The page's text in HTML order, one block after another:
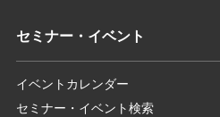
セミナー・イベント
イベントカレンダー
セミナー・イベント検索